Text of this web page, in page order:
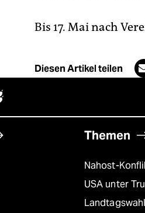
Bis 17. Mai nach
Diesen Artikel teilen
Themen
Nahost-
USA unter